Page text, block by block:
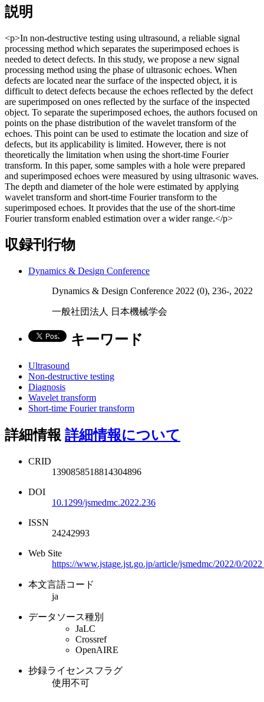
説明
<p>In non-destructive testing using ultrasound, a reliable signal
processing method which separates the superimposed echoes is
needed to detect defects. In this study, we propose a new signal
processing method using the phase of ultrasonic echoes. When
defects are located near the surface of the inspected object, it is
difficult to detect defects because the echoes reflected by the defect
are superimposed on ones reflected by the surface of the inspected
object. To separate the superimposed echoes, the authors focused on
points on the phase distribution of the wavelet transform of the
echoes. This point can be used to estimate the location and size of
defects, but its applicability is limited. However, there is not
theoretically the limitation when using the short-time Fourier
transform. In this paper, some samples with a hole were prepared
and superimposed echoes were measured by using ultrasonic waves.
The depth and diameter of the hole were estimated by applying
wavelet transform and short-time Fourier transform to the
superimposed echoes. It provides that the use of the short-time
Fourier transform enabled estimation over a wider range.</p>
収録刊行物
Dynamics & Design Conference
Dynamics & Design Conference 2022 (0), 236-, 2022
一般社団法人 日本機械学会
キーワード
Ultrasound
Non-destructive testing
Diagnosis
Wavelet transform
Short-time Fourier transform
詳細情報 詳細情報について
CRID
1390858518814304896
DOI
10.1299/jsmedmc.2022.236
ISSN
24242993
Web Site
https://www.jstage.jst.go.jp/article/jsmedmc/2022/0/
本文言語コード
ja
データソース種別
JaLC
Crossref
OpenAIRE
抄録ライセンスフラグ
使用不可